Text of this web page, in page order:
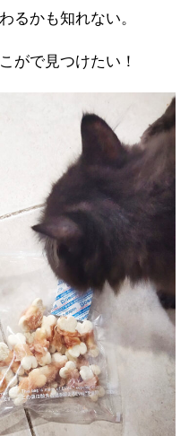
るかも知れない。
がで見つけたい！